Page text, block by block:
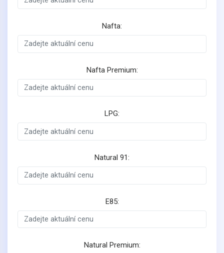
Nafta:
Nafta Premium:
LPG:
Natural 91:
E85:
Natural Premium: